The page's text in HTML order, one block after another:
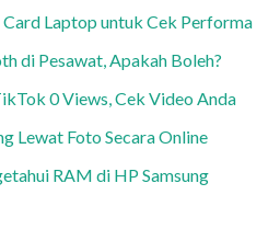
Laptop untuk Cek Performa
di Pesawat, Apakah Boleh?
0 Views, Cek Video Anda
Lewat Foto Secara Online
RAM di HP Samsung